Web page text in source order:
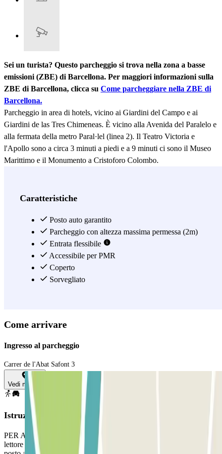
Sei un turista? Questo parcheggio si trova nella zona a basse
emissioni (ZBE) di Barcellona. Per maggiori informazioni sulla
ZBE di Barcellona, clicca su Come parcheggiare nella ZBE di
Barcellona.
Parcheggio in area di hotels, vicino ai Giardini del Campo e ai
Giardini de las Tres Chimeneas. È vicino alla Avenida del Paralelo e
alla fermata della metro Paral·lel (linea 2). Il Teatro Victoria e
l'Apollo sono a circa 3 minuti a piedi e a 9 minuti ci sono il Museo
Marittimo e il Monumento a Cristoforo Colombo.
Caratteristiche
Posto auto garantito
Parcheggio con altezza massima permessa (2m)
Entrata flessibile
Accessibile per PMR
Coperto
Sorvegliato
Come arrivare
Ingresso al parcheggio
Carrer de l'Abat Safont 3
Vedi mappa
Istruzioni
PER APRIRE LA BARRIERA: Fermatevi davanti alla barriera. Il
lettore di targa riconoscerà il tuo veicolo. Parcheggia in qualsiasi